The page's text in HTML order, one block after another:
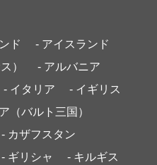
ド
- アイスランド
）
- アルバニア
- イタリア
- イギリス
（バルト三国）
- カザフスタン
- ギリシャ
- キルギス